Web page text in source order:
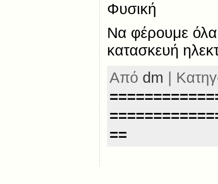
Φυσική
Να φέρουμε όλα
κατασκευή
Από dm |
==